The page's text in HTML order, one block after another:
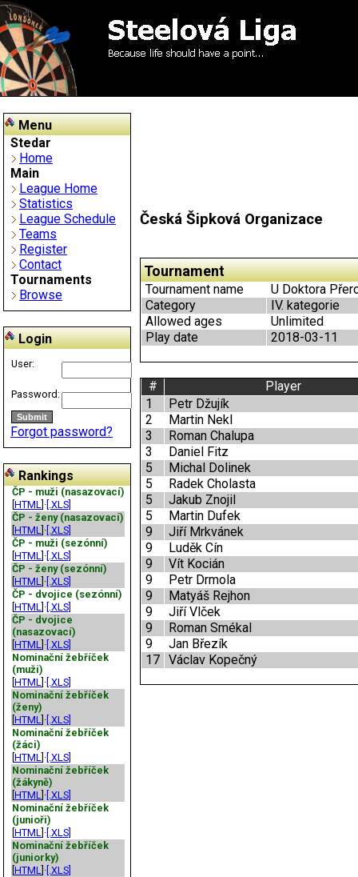
Menu
Stedar
Home
Main
League Home
Statistics
League Schedule
Teams
Register
Contact
Tournaments
Browse
Login
User:
Password:
Forgot password?
Rankings
ČP - muži (nasazovací)
HTML ]· [.XLS]
ČP - ženy (nasazovací)
HTML ]· [.XLS]
ČP - muži (sezónní)
HTML ]· [.XLS]
ČP - ženy (sezónní)
HTML ]· [.XLS]
ČP - dvojice (sezónní)
HTML ]· [.XLS]
ČP - dvojice
(nasazovací)
HTML ]· [.XLS]
Nominační žebříček
(muži)
HTML ]· [.XLS]
Nominační žebříček
(ženy)
HTML ]· [.XLS]
Nominační žebříček
(žáci)
HTML ]· [.XLS]
Nominační žebříček
(žákyně)
HTML ]· [.XLS]
Nominační žebříček
(junioři)
HTML ]· [.XLS]
Nominační žebříček
(juniorky)
HTML ]· [.XLS]
Česká Šipková Organizace
Tournament
Tournament name
U Doktora
Category
IV. kategorie
Allowed ages
Unlimited
Play date
2018-03-11
#
Player
1
Petr Džujík
2
Martin Nekl
3
Roman Chalupa
3
Daniel Fitz
5
Michal Dolinek
5
Radek Cholasta
5
Jakub Znojil
5
Martin Dufek
9
Jiří Mrkvánek
9
Luděk Cín
9
Vít Kocián
9
Petr Drmola
9
Matyáš Rejhon
9
Jiří Vlček
9
Roman Smékal
9
Jan Březík
17 Václav Kopečný